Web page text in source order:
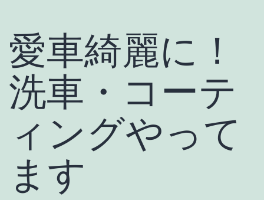
愛車綺麗に！
洗車・コーテ
ィングやって
ます